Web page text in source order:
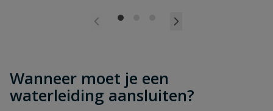
Wanneer moet je een
waterleiding aansluiten?